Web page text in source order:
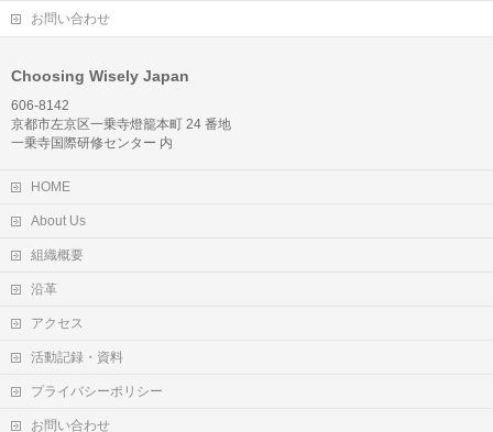
お問い合わせ
Choosing Wisely Japan
606-8142
京都市左京区一乗寺燈籠本町 24 番地
一乗寺国際研修センター 内
HOME
About Us
組織概要
沿革
アクセス
活動記録・資料
プライバシーポリシー
お問い合わせ